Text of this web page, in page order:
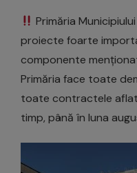
Primăria
proiecte foarte
componente
Primăria face toate
toate contractele
timp, până în luna